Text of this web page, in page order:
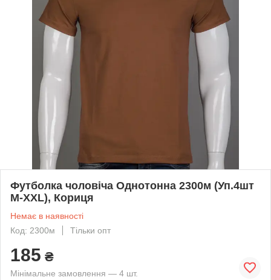
Футболка чоловіча Однотонна 2300м (Уп.4шт
M-XXL), Кориця
Немає в наявності
Код: 2300м
Тільки опт
185 ₴
Мінімальне замовлення — 4 шт.